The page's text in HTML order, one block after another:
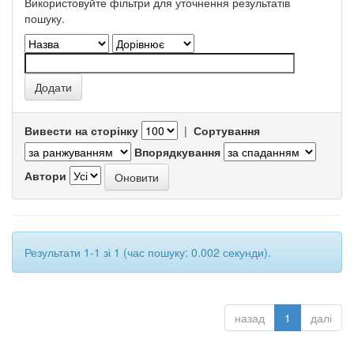
пошуку.
Вивести на сторінку | Сортування
Впорядкування
Автори
Результати 1-1 зі 1 (час пошуку: 0.002 секунди).
назад 1 далі